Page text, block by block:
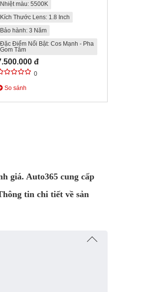
Nhiệt màu: 5500K
Kích Thước Lens: 1.8 Inch
Bảo hành: 3 Năm
Đặc Điểm Nổi Bật: Cos Mạnh - Pha
Gom Tâm
đ
0
So sánh
giá. Auto365 cung cấp
tin chi tiết về sản